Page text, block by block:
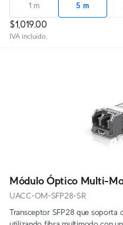
1 m 5 m
$1,019.00
IVA incluido.
Módulo Óptico Multi-
UACC-OM-SFP28-SR
Transceptor SFP28 que soporta